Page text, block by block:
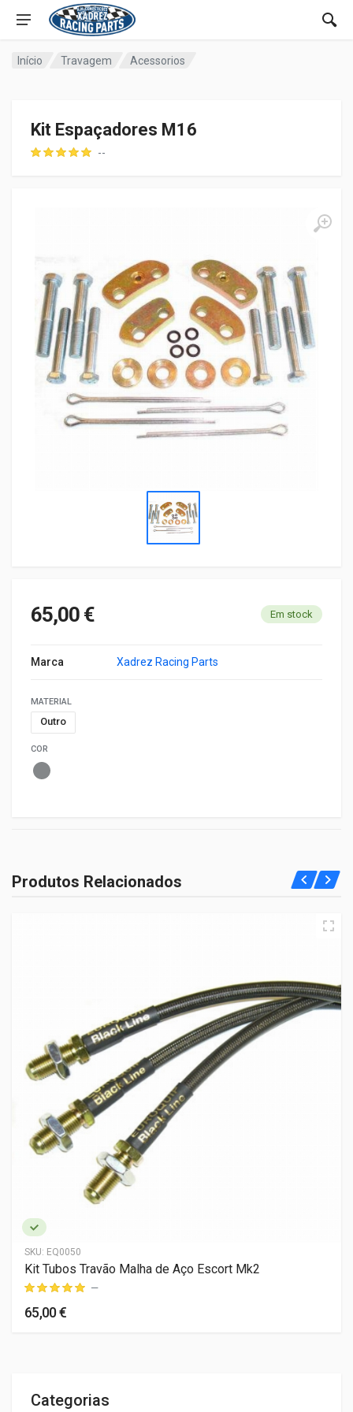
Início Travagem Acessorios
Categorias
Kit Espaçadores M16
--
65,00 € Em stock
Marca Xadrez Racing Parts
MATERIAL
Outro
COR
Produtos Relacionados
SKU: EQ0050
Kit Tubos Travão Malha de Aço Escort Mk2
—
65,00 €